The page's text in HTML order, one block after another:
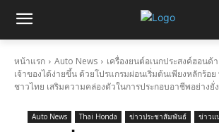
หน้าแรก Auto News
เครื่องยนต์อเนกประสงค์ฮอนด้
เจ้าของได้ง่ายขึ้น ด้วยโปรแกรมผ่อนเริ่มต้นเพียงหลักร้อ
ชาวไทย เสริมความคล่องตัวในการประกอบอาชีพอย่างยั่
Auto News Thai Honda ข่าวประชาสัมพันธ์ ข่าวแ